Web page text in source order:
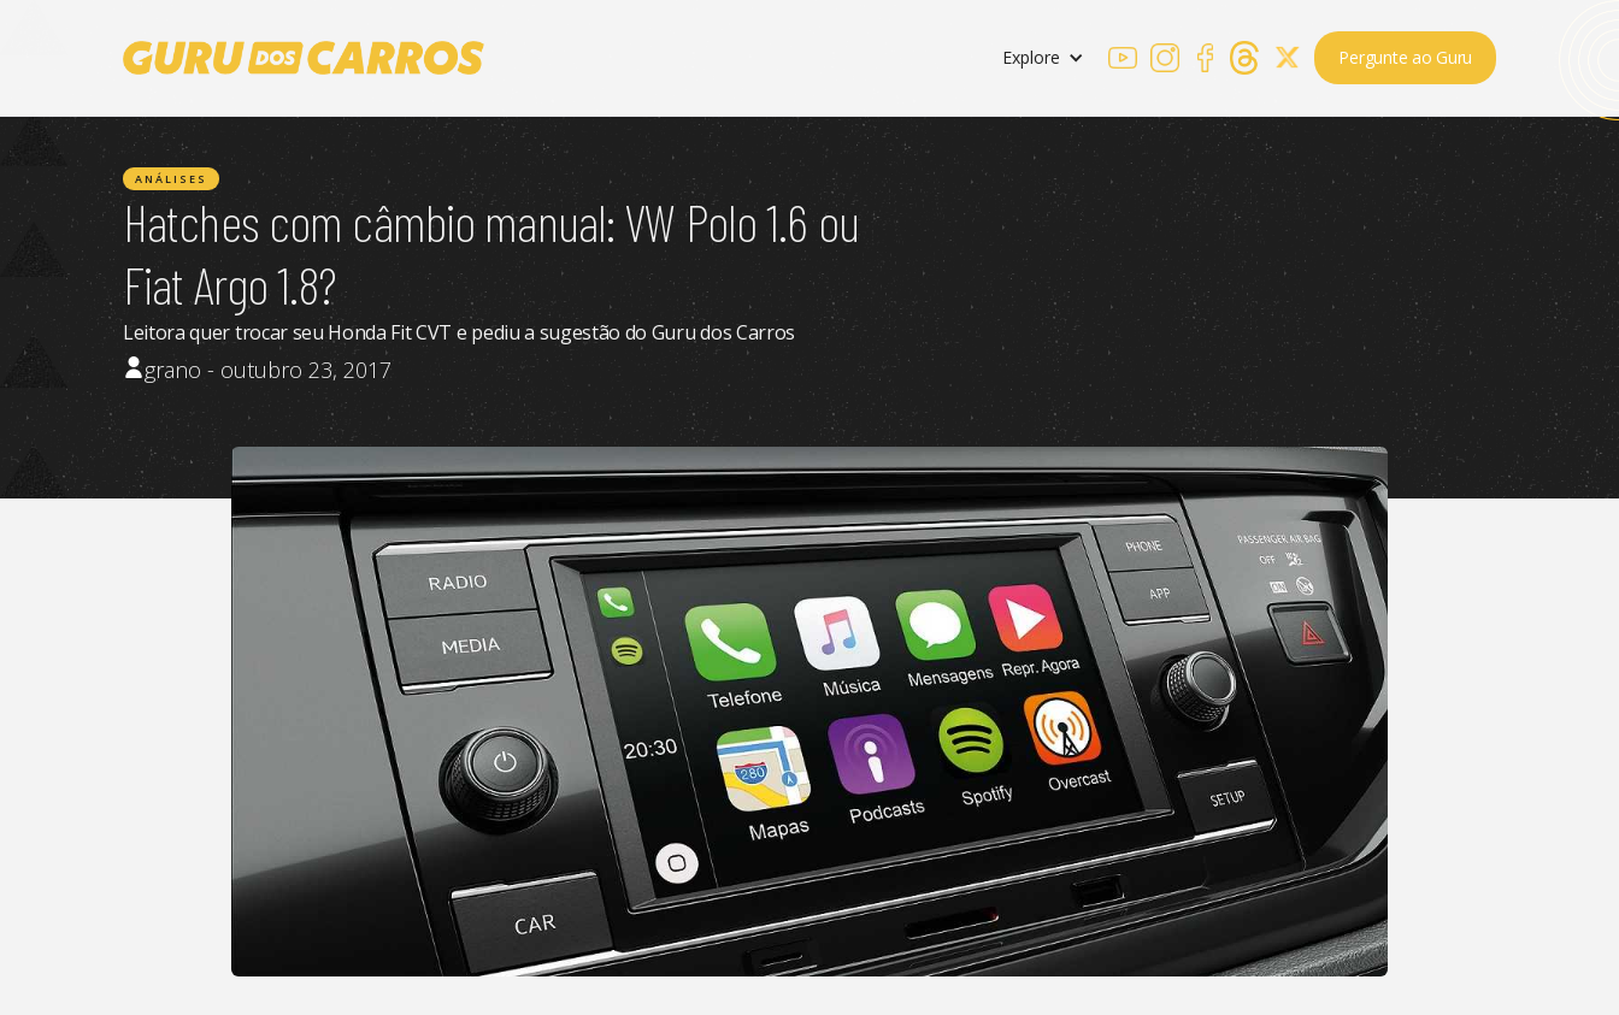
Explore Pergunte ao Guru
ANÁLISES
Hatches com câmbio manual: VW Polo 1.6 ou
Fiat Argo 1.8?
Leitora quer trocar seu Honda Fit CVT e pediu a sugestão do Guru dos Carros
grano - outubro 23, 2017